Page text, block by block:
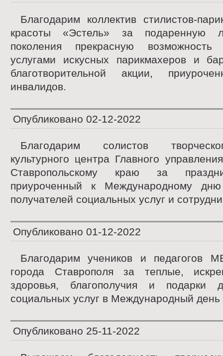
Благодарим коллектив стилистов-
красоты «Эстель» за подаренную
поколения прекрасную возможность
услугами искусных парикмахеров и
благотворительной акции,
инвалидов.
Опубликовано 02-12-2022
Благодарим солистов
культурного центра Главного
Ставропольскому краю за
приуроченный к Международному
получателей социальных услуг и
Опубликовано 01-12-2022
Благодарим учеников и
города Ставрополя за теплые,
здоровья, благополучия и подарки
социальных услуг в Международный день
Опубликовано 25-11-2022